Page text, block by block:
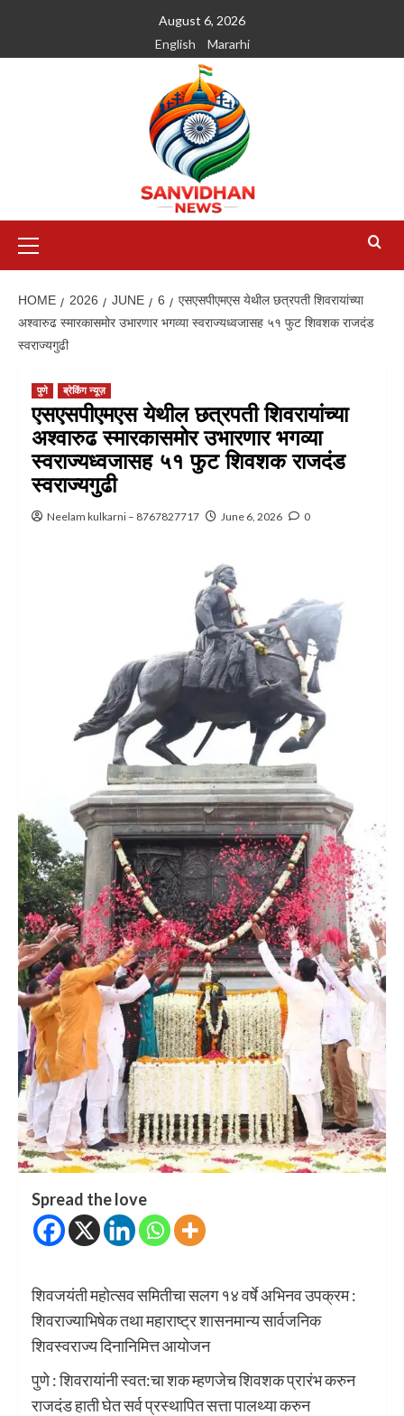
August 6, 2026
English
Mararhi
HOME 2026 JUNE 6
एसएसपीएमएस येथील छत्रपती शिवरायांच्या
अश्वारुढ स्मारकासमोर उभारणार भगव्या स्वराज्यध्वजासह ५१ फुट शिवशक राजदंड
स्वराज्यगुढी
पुणे ब्रेकिंग न्यूज़
एसएसपीएमएस येथील छत्रपती शिवरायांच्या
अश्वारुढ स्मारकासमोर उभारणार भगव्या
स्वराज्यध्वजासह ५१ फुट शिवशक राजदंड
स्वराज्यगुढी
Neelam kulkarni – 8767827717 June 6, 2026 0
Spread the love
शिवजयंती महोत्सव समितीचा सलग १४ वर्षे अभिनव उपक्रम :
शिवराज्याभिषेक तथा महाराष्ट्र शासनमान्य सार्वजनिक
शिवस्वराज्य दिनानिमित्त आयोजन
पुणे : शिवरायांनी स्वत:चा शक म्हणजेच शिवशक प्रारंभ करुन
राजदंड हाती घेत सर्व प्रस्थापित सत्ता पालथ्या करुन